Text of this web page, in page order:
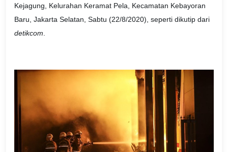
Kejagung, Kelurahan Keramat Pela, Kecamatan Kebayoran
Baru, Jakarta Selatan, Sabtu (22/8/2020), seperti dikutip dari
detikcom